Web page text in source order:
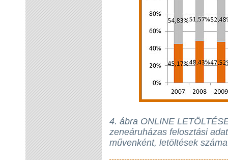
4. ábra ONLINE
zeneáruházas felosztási
művenként, letöltések